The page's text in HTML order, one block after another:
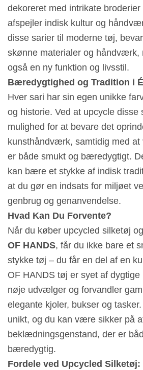
dekoreret med intrikate
afspejler indisk kultur og
disse sarier til moderne tøj,
skønne materialer og håndværk,
også en ny funktion og livsstil.
Bæredygtighed og Tradition i
Hver sari har sin egen unikke
og historie. Ved at upcycle disse
mulighed for at bevare det
kunsthåndværk, samtidig med at
er både smukt og bæredygtigt.
kan bære et stykke af indisk
at du gør en indsats for miljøet
genbrug og genanvendelse.
Hvad Kan Du Forvente?
Når du køber upcycled silketøj
OF HANDS, får du ikke bare et
stykke tøj – du får en del af en
OF HANDS tøj er syet af
nøje udvælger og forvandler
elegante kjoler, bukser og
unikt, og du kan være sikker på
beklædningsgenstand, der er
bæredygtig.
Fordele ved Upcycled Silketøj: